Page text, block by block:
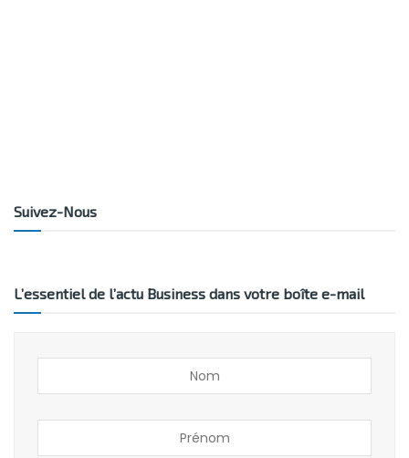
Suivez-Nous
L’essentiel de l’actu Business dans votre boîte e-mail